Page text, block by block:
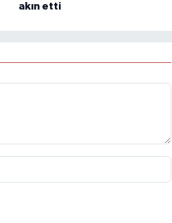
akın etti